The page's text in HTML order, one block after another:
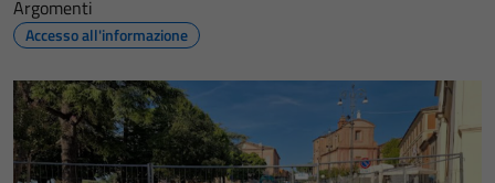
Argomenti
Accesso all'informazione